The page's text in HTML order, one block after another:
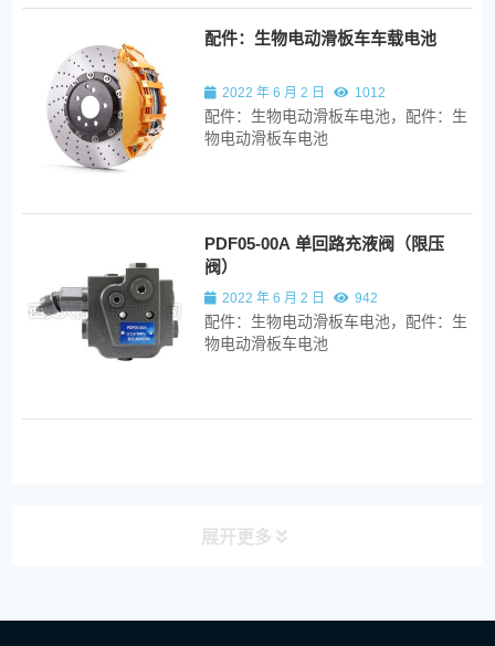
配件：生物电动滑板车车载电池
2022 年 6 月 2 日 1012
配件：生物电动滑板车电池，配件：生
物电动滑板车电池
PDF05-00A 单回路充液阀（限压
阀）
2022 年 6 月 2 日 942
配件：生物电动滑板车电池，配件：生
物电动滑板车电池
展开更多